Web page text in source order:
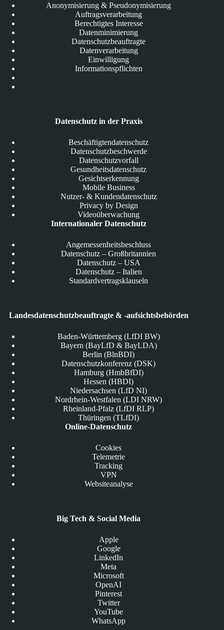
Anonymisierung & Pseudonymisierung
Auftragsverarbeitung
Berechtigtes Interesse
Datenminimierung
Datenschutzbeauftragte
Datenverarbeitung
Einwilligung
Informationspflichten
Datenschutz in der Praxis
Beschäftigtendatenschutz
Datenschutzbeschwerde
Datenschutzvorfall
Gesundheitsdatenschutz
Gesichtserkennung
Mobile Business
Nutzer- & Kundendatenschutz
Privacy by Design
Videoüberwachung
Internationaler Datenschutz
Angemessenheitsbeschluss
Datenschutz – Großbritannien
Datenschutz – USA
Datenschutz – Italien
Standardvertragsklauseln
Landesdatenschutzbeauftragte & -aufsichtsbehörden
Baden-Württemberg (LfDI BW)
Bayern (BayLfD & BayLDA)
Berlin (BlnBDI)
Datenschutzkonferenz (DSK)
Hamburg (HmbBfDI)
Hessen (HBDI)
Niedersachsen (LfD NI)
Nordrhein-Westfalen (LDI NRW)
Rheinland-Pfalz (LfDI RLP)
Thüringen (TLfDI)
Online-Datenschutz
Cookies
Telemetrie
Tracking
VPN
Websiteanalyse
Big Tech & Social Media
Apple
Google
LinkedIn
Meta
Microsoft
OpenAI
Pinterest
Twitter
YouTube
WhatsApp